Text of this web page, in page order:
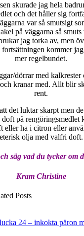
skurade jag hela
och det håller sig
var så smutsigt
på väggarna så smuts
jag torka av, men
kommer
mer regelbundet.
dörrar med kalkrester
kranar med. Allt blir
rent.
det luktar skarpt men
på rengöringsmedlet
eller ha i citron eller
eterisk olja med valfri doft.
säg vad du tycker om
Kram Christine
Posts
24 – inkokta päron